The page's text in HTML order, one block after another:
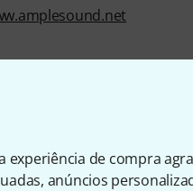
experiência de compra
anúncios